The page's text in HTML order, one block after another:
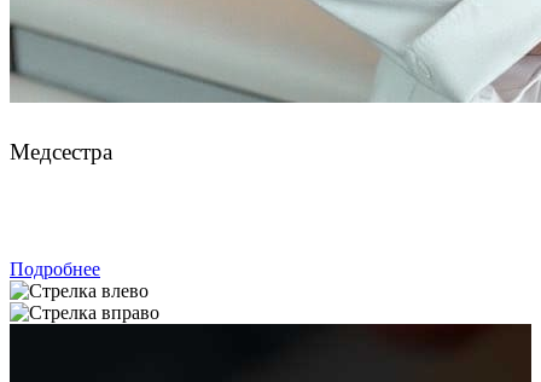
Медсестра
Подробнее